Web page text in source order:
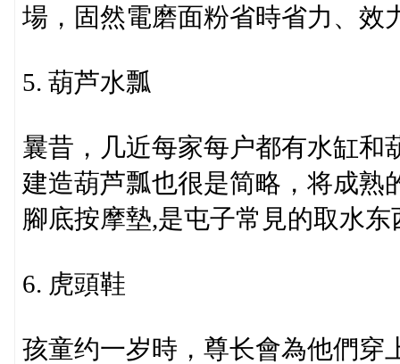
場，固然電磨面粉省時省力、效
5. 葫芦水瓢
曩昔，几近每家每户都有水缸和
建造葫芦瓢也很是简略，将成熟
腳底按摩墊,是屯子常見的取水东
6. 虎頭鞋
孩童约一岁時，尊长會為他們穿